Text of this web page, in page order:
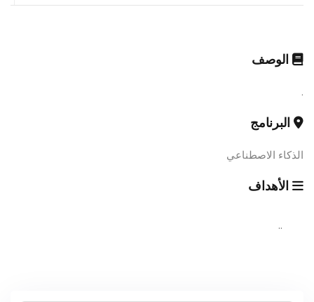
الوصف
.
البرنامج
الذكاء الاصطناعي
الأهداف
..